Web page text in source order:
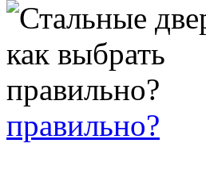
правильно?